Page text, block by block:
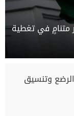
متنامٍ في تغطية
وتنسيق